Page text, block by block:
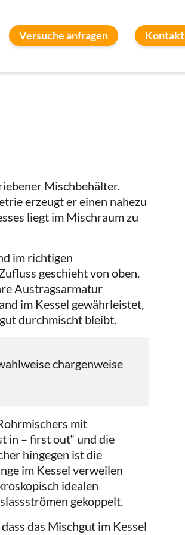
Versuche anfragen Kontakt
Mischbehälter.
erzeugt er einen nahezu
liegt im Mischraum zu
im richtigen
geschieht von oben.
Austragsarmatur
im Kessel gewährleistet,
durchmischt bleibt.
chargenweise
mit
in – first out“ und die
hingegen ist die
im Kessel verweilen
idealen
gekoppelt.
das Mischgut im Kessel